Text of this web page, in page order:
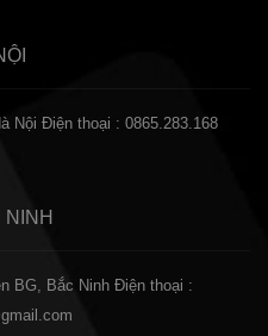
Nội Điện thoại : 0865.283.168
NINH
BG, Bắc Ninh Điện thoại :